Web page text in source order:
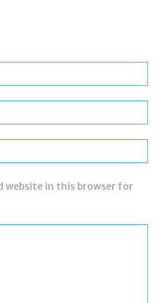
website in this browser for